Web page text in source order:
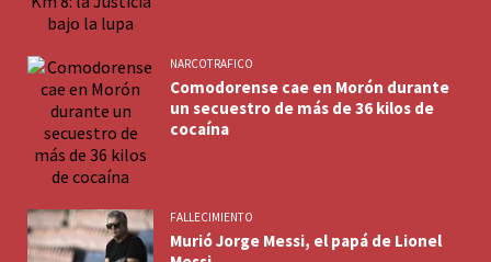
NARCOTRAFICO
Comodorense cae en Morón durante
un secuestro de más de 36 kilos de
cocaína
FALLECIMIENTO
Murió Jorge Messi, el papá de Lionel